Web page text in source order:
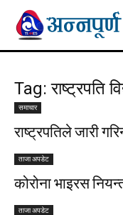
Tag: राष्ट्रपति
समाचार
राष्ट्रपतिले जारी
ताजा अपडेट
कोरोना भाइरस
ताजा अपडेट